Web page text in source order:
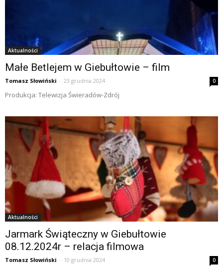
Aktualności
Małe Betlejem w Giebułtowie – film
Tomasz Słowiński - 23 grudnia 2024 0
Produkcja: Telewizja Świeradów-Zdrój
Aktualności
Jarmark Świąteczny w Giebułtowie
08.12.2024r – relacja filmowa
Tomasz Słowiński - 10 grudnia 2024 0